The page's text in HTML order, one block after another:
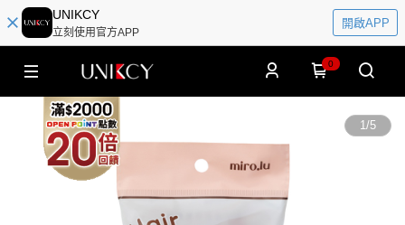
UNIKCY
立刻使用官方APP
開啟APP
0
1/5